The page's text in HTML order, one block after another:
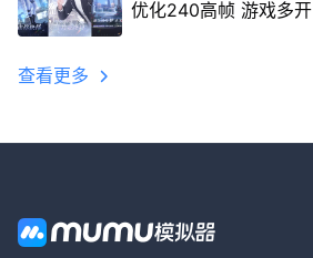
优化240高帧 游戏多
查看更多